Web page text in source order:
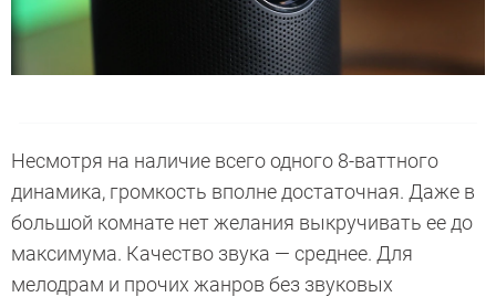
Несмотря на наличие всего одного 8-ваттного
динамика, громкость вполне достаточная. Даже в
большой комнате нет желания выкручивать ее до
максимума. Качество звука — среднее. Для
мелодрам и прочих жанров без звуковых